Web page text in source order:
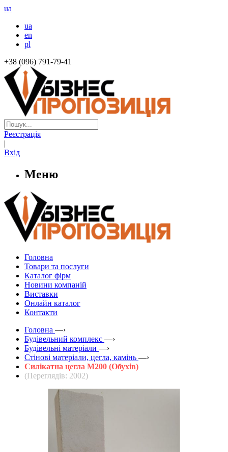
ua
ua
en
pl
+38 (096) 791-79-41
Реєстрація
|
Вхід
Меню
Головна
Товари та послуги
Каталог фірм
Новини компаній
Виставки
Онлайн каталог
Контакти
Головна —›
Будівельний комплекс —›
Будівельні матеріали —›
Стінові матеріали, цегла, камінь —›
Силікатна цегла М200 (Обухів)
(Переглядів: 2002)